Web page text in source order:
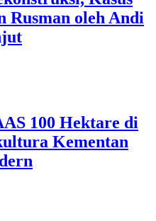
Rusman oleh Andi
100 Hektare di
Kementan